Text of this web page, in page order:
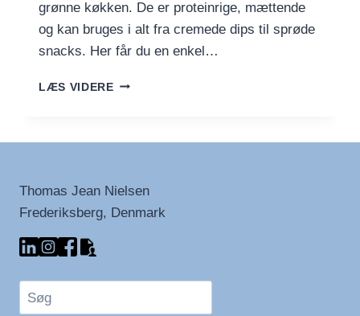
grønne køkken. De er proteinrige, mættende
og kan bruges i alt fra cremede dips til sprøde
snacks. Her får du en enkel…
LÆS VIDERESÅDAN
HVAD
KAN
Thomas Jean Nielsen
Frederiksberg, Denmark
Søg